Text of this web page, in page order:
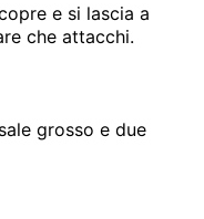
e si lascia a
che attacchi.
grosso e due